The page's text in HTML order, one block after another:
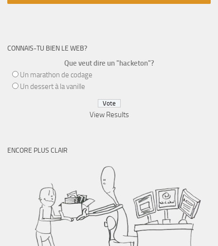
CONNAIS-TU BIEN LE WEB?
Que veut dire un "hacketon"?
Un marathon de codage
Un dessert à la vanille
View Results
ENCORE PLUS CLAIR